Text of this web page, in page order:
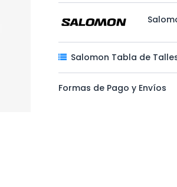
Salomon Tabla de
Formas de Pago y Envíos